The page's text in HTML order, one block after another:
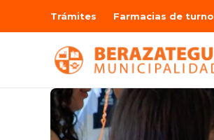
Trámites Farmacias de turno